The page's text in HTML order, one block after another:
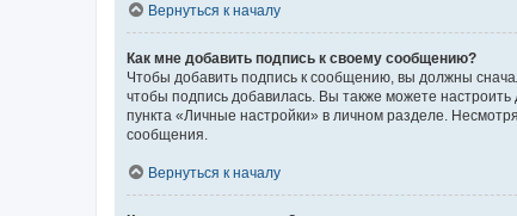
Вернуться к началу
Как мне добавить подпись к своему сообщению?
Чтобы добавить подпись к сообщению, вы должны
чтобы подпись добавилась. Вы также можете
пункта «Личные настройки» в личном разделе.
сообщения.
Вернуться к началу